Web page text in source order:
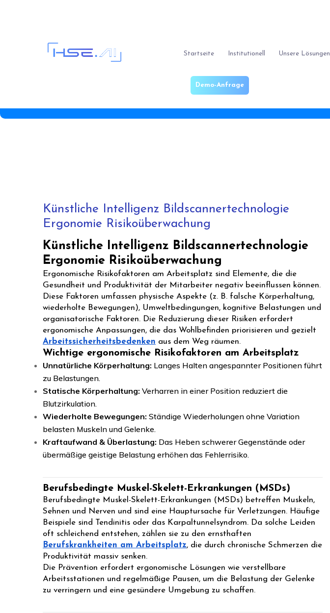
Startseite Institutionell Unsere Lösungen
Demo-Anfrage
Künstliche Intelligenz Bildscannertechnologie
Ergonomie Risikoüberwachung
Künstliche Intelligenz Bildscannertechnologie
Ergonomie Risikoüberwachung
Ergonomische Risikofaktoren am Arbeitsplatz sind Elemente, die die
Gesundheit und Produktivität der Mitarbeiter negativ beeinflussen können.
Diese Faktoren umfassen physische Aspekte (z. B. falsche Körperhaltung,
wiederholte Bewegungen), Umweltbedingungen, kognitive Belastungen und
organisatorische Faktoren. Die Reduzierung dieser Risiken erfordert
ergonomische Anpassungen, die das Wohlbefinden priorisieren und gezielt
Arbeitssicherheitsbedenken aus dem Weg räumen.
Wichtige ergonomische Risikofaktoren am Arbeitsplatz
Unnatürliche Körperhaltung: Langes Halten angespannter Positionen führt
zu Belastungen.
Statische Körperhaltung: Verharren in einer Position reduziert die
Blutzirkulation.
Wiederholte Bewegungen: Ständige Wiederholungen ohne Variation
belasten Muskeln und Gelenke.
Kraftaufwand & Überlastung: Das Heben schwerer Gegenstände oder
übermäßige geistige Belastung erhöhen das Fehlerrisiko.
Berufsbedingte Muskel-Skelett-Erkrankungen (MSDs)
Berufsbedingte Muskel-Skelett-Erkrankungen (MSDs) betreffen Muskeln,
Sehnen und Nerven und sind eine Hauptursache für Verletzungen. Häufige
Beispiele sind Tendinitis oder das Karpaltunnelsyndrom. Da solche Leiden
oft schleichend entstehen, zählen sie zu den ernsthaften
Berufskrankheiten am Arbeitsplatz, die durch chronische Schmerzen die
Produktivität massiv senken.
Die Prävention erfordert ergonomische Lösungen wie verstellbare
Arbeitsstationen und regelmäßige Pausen, um die Belastung der Gelenke
zu verringern und eine gesündere Umgebung zu schaffen.